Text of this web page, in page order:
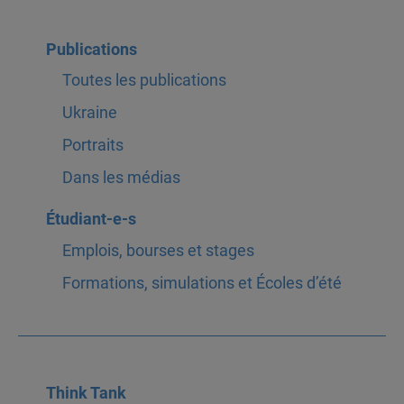
Publications
Toutes les publications
Ukraine
Portraits
Dans les médias
Étudiant-e-s
Emplois, bourses et stages
Formations, simulations et Écoles d’été
Think Tank